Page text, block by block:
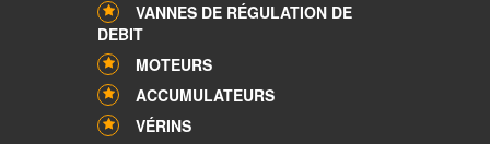
VANNES DE RÉGULATION DE
DEBIT
MOTEURS
ACCUMULATEURS
VÉRINS